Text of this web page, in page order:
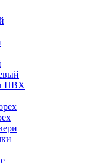
ПВХ